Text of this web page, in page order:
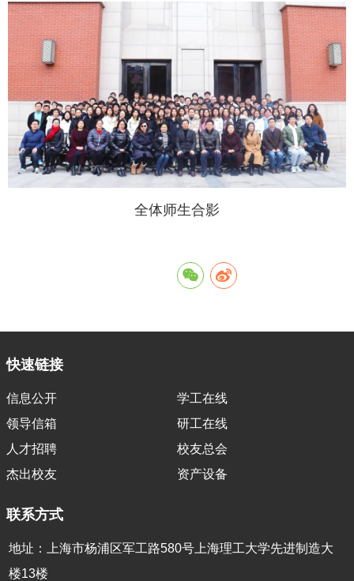
全体师生合影
快速链接
信息公开
学工在线
领导信箱
研工在线
人才招聘
校友总会
杰出校友
资产设备
联系方式
地址：上海市杨浦区军工路580号上海理工大学先进制造大
楼13楼